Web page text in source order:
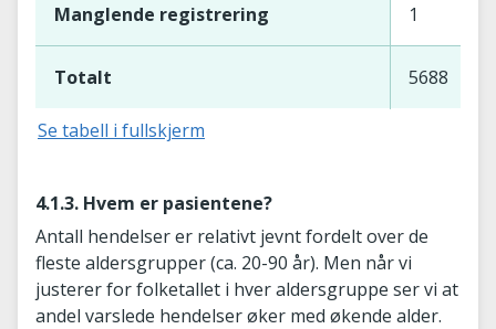
Manglende registrering 1
Totalt 5688
Se tabell i fullskjerm
4.1.3. Hvem er pasientene?
Antall hendelser er relativt jevnt fordelt over de
fleste aldersgrupper (ca. 20-90 år). Men når vi
justerer for folketallet i hver aldersgruppe ser vi at
andel varslede hendelser øker med økende alder.